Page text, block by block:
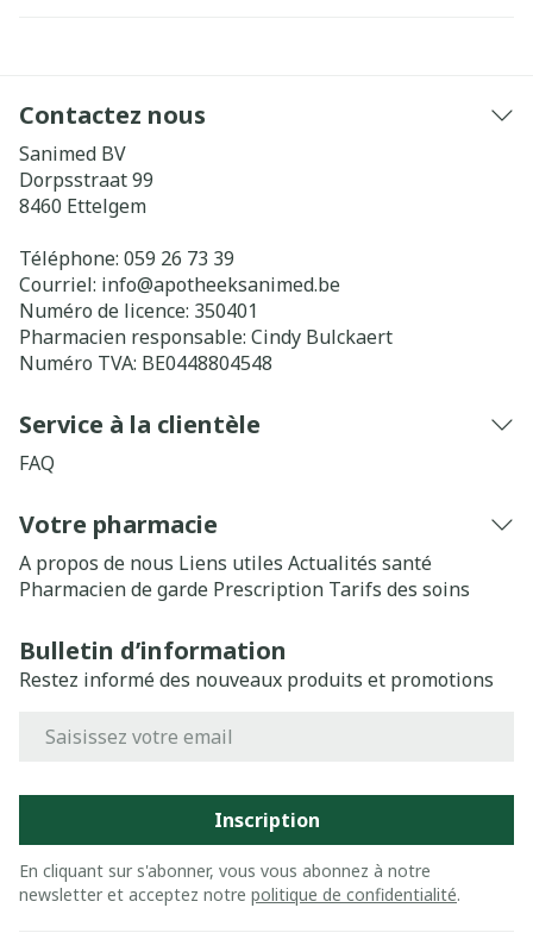
Contactez nous
Sanimed BV
Dorpsstraat 99
8460 Ettelgem
Téléphone: 059 26 73 39
Courriel: info@apotheeksanimed.be
Numéro de licence: 350401
Pharmacien responsable: Cindy Bulckaert
Numéro TVA: BE0448804548
Service à la clientèle
FAQ
Votre pharmacie
A propos de nous Liens utiles Actualités santé
Pharmacien de garde Prescription Tarifs des soins
Bulletin d’information
Restez informé des nouveaux produits et promotions
Inscription
En cliquant sur s'abonner, vous vous abonnez à notre
newsletter et acceptez notre politique de confidentialité.